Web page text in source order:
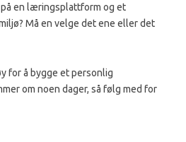
en læringsplattform og et
Må en velge det ene eller det
for å bygge et personlig
om noen dager, så følg med for